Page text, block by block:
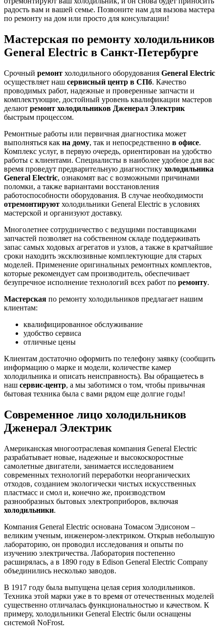
радость вам и вашей семье. Позвоните нам для вызова мастера
по ремонту на дом или просто для консультации!
Мастерская по ремонту холодильников
General Electric в Санкт-Петербурге
Срочный ремонт холодильного оборудования General Electric
осуществляет наш сервисный центр в СПб. Качество
проводимых работ, надежные и проверенные запчасти и
комплектующие, достойный уровень квалификации мастеров
делают ремонт холодильников Дженерал Электрик
быстрым процессом.
Ремонтные работы или первичная диагностика может
выполняться как на дому, так и непосредственно в офисе.
Комплекс услуг, в первую очередь, ориентирован на удобство
работы с клиентами. Специалисты в наиболее удобное для вас
время проведут предварительную диагностику холодильника
General Electric, ознакомят вас с возможными причинами
поломки, а также вариантами восстановления
работоспособности оборудования. В случае необходимости
отремонтируют холодильники General Electric в условиях
мастерской и организуют доставку.
Многолетнее сотрудничество с ведущими поставщиками
запчастей позволяет на собственном складе поддерживать
запас самых ходовых агрегатов и узлов, а также в кратчайшие
сроки находить эксклюзивные комплектующие для старых
моделей. Применение оригинальных ремонтных комплектов,
которые рекомендует сам производитель, обеспечивает
безупречное исполнение технологий всех работ по ремонту.
Мастерская по ремонту холодильников предлагает нашим
клиентам:
квалифицированное обслуживание
удобство сервиса
отличные цены
Клиентам достаточно оформить по телефону заявку (сообщить
информацию о марке и модели, количестве камер
холодильника и описать неисправность). Вы обращаетесь в
наш сервис-центр, а мы заботимся о том, чтобы привычная
бытовая техника была с вами рядом еще долгие годы!
Современное лицо холодильников
Дженерал Электрик
Американская многоотраслевая компания General Electric
разрабатывает новые, надежные и высокоскоростные
самолетные двигатели, занимается исследованием
современных технологий переработки неорганических
отходов, созданием экологически чистых искусственных
пластмасс и смол и, конечно же, производством
разнообразных бытовых электроприборов, включая
холодильники.
Компания General Electric основана Томасом Эдисоном –
великим ученым, инженером-электриком. Открыв небольшую
лабораторию, он проводил исследования и опыты по
изучению электричества. Лаборатория постепенно
расширялась, а в 1890 году в Edison General Electric Company
объединились несколько заводов.
В 1917 году была выпущена целая серия холодильников.
Техника этой марки уже в то время от отечественных моделей
существенно отличалась функциональностью и качеством. К
примеру, холодильники General Electric были оснащены
системой NoFrost.